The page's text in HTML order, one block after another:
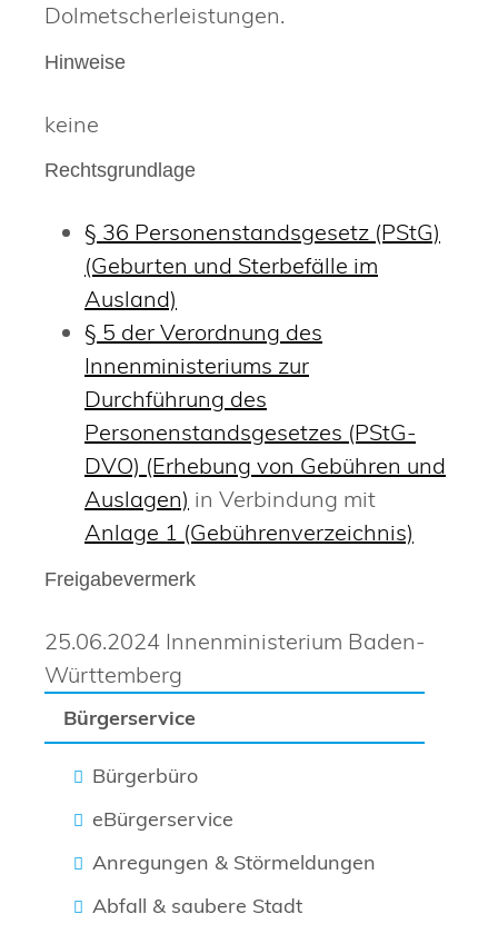
Bürgerservice
Bürgerbüro
eBürgerservice
Anregungen & Störmeldungen
Abfall & saubere Stadt
Dolmetscherleistungen.
Hinweise
keine
Rechtsgrundlage
§ 36 Personenstandsgesetz (PStG)
(Geburten und Sterbefälle im
Ausland)
§ 5 der Verordnung des
Innenministeriums zur
Durchführung des
Personenstandsgesetzes (PStG-
DVO) (Erhebung von Gebühren und
Auslagen) in Verbindung mit
Anlage 1 (Gebührenverzeichnis)
Freigabevermerk
25.06.2024 Innenministerium Baden-
Württemberg